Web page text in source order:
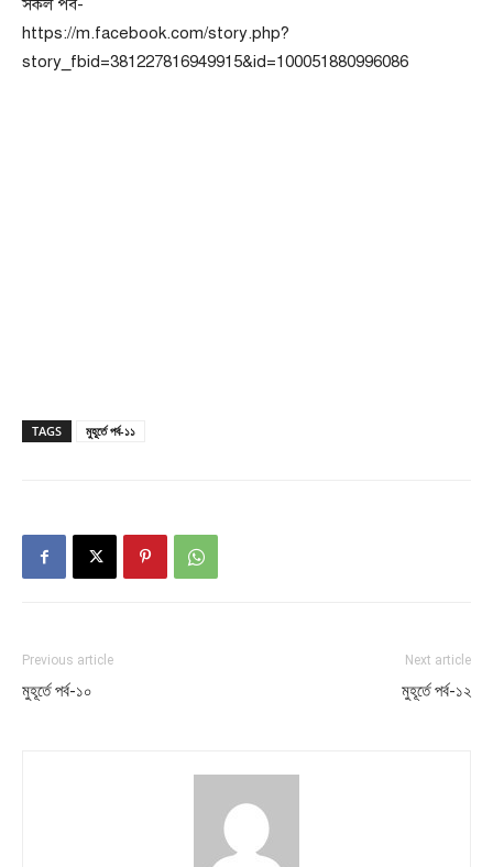
সকল পর্ব-
https://m.facebook.com/story.php?
story_fbid=381227816949915&id=100051880996086
TAGS মুহূর্তে পর্ব-১১
Previous article
মুহূর্তে পর্ব-১০
Next article
মুহূর্তে পর্ব-১২